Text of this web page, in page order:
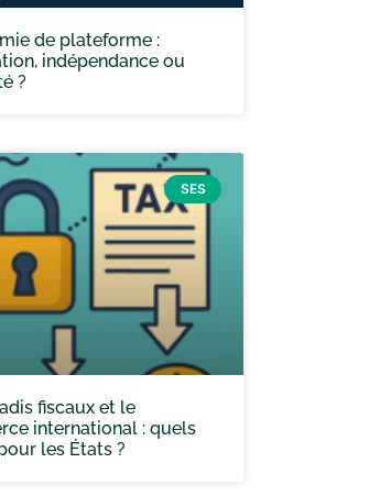
de plateforme :
indépendance ou
?
SES
fiscaux et le
international : quels
les États ?